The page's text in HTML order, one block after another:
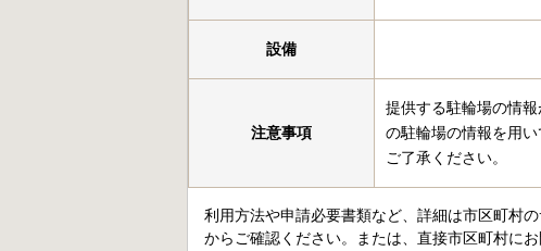
設備
注意事項
提供する駐輪場の情
の駐輪場の情報を用
ご了承ください。
利用方法や申請必要書類など、詳細は市区町村の
からご確認ください。または、直接市区町村に